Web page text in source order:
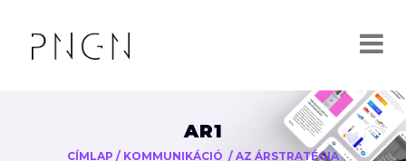
AR1
CÍMLAP / KOMMUNIKÁCIÓ / AZ ÁRSTRATÉGIA